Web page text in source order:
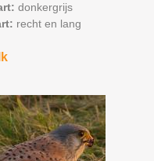
donkergrijs
recht en lang